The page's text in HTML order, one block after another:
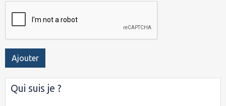
Ajouter
Qui suis je ?